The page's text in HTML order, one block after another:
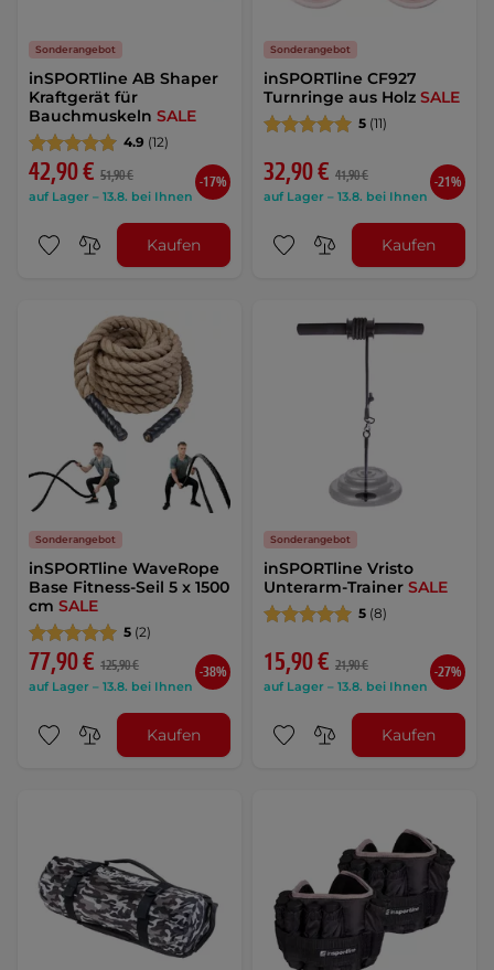
Sonderangebot
inSPORTline AB Shaper
Kraftgerät für
Bauchmuskeln SALE
4.9 (12)
42,90 € 51,90 €
auf Lager – 13.8. bei Ihnen
-17%
Kaufen
Sonderangebot
inSPORTline CF927
Turnringe aus Holz SALE
5 (11)
32,90 € 41,90 €
auf Lager – 13.8. bei Ihnen
-21%
Kaufen
Sonderangebot
inSPORTline WaveRope
Base Fitness-Seil 5 x 1500
cm SALE
5 (2)
77,90 € 125,90 €
auf Lager – 13.8. bei Ihnen
-38%
Kaufen
Sonderangebot
inSPORTline Vristo
Unterarm-Trainer SALE
5 (8)
15,90 € 21,90 €
auf Lager – 13.8. bei Ihnen
-27%
Kaufen